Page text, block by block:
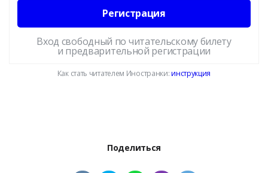
Регистрация
Вход свободный по читательскому билету
и предварительной регистрации
Как стать читателем Иностранки:инструкция
Поделиться